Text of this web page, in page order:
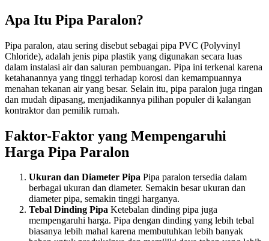
Apa Itu Pipa Paralon?
Pipa paralon, atau sering disebut sebagai pipa PVC (Polyvinyl
Chloride), adalah jenis pipa plastik yang digunakan secara luas
dalam instalasi air dan saluran pembuangan. Pipa ini terkenal karena
ketahanannya yang tinggi terhadap korosi dan kemampuannya
menahan tekanan air yang besar. Selain itu, pipa paralon juga ringan
dan mudah dipasang, menjadikannya pilihan populer di kalangan
kontraktor dan pemilik rumah.
Faktor-Faktor yang Mempengaruhi
Harga Pipa Paralon
Ukuran dan Diameter Pipa Pipa paralon tersedia dalam
berbagai ukuran dan diameter. Semakin besar ukuran dan
diameter pipa, semakin tinggi harganya.
Tebal Dinding Pipa Ketebalan dinding pipa juga
mempengaruhi harga. Pipa dengan dinding yang lebih tebal
biasanya lebih mahal karena membutuhkan lebih banyak